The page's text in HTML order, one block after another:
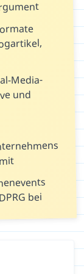
Media-
und
bei